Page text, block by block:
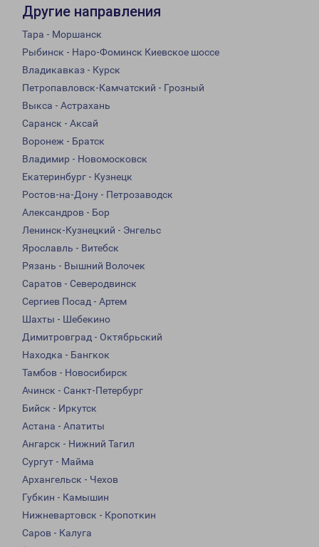
Другие направления
Тара - Моршанск
Рыбинск - Наро-Фоминск Киевское шоссе
Владикавказ - Курск
Петропавловск-Камчатский - Грозный
Выкса - Астрахань
Саранск - Аксай
Воронеж - Братск
Владимир - Новомосковск
Екатеринбург - Кузнецк
Ростов-на-Дону - Петрозаводск
Александров - Бор
Ленинск-Кузнецкий - Энгельс
Ярославль - Витебск
Рязань - Вышний Волочек
Саратов - Северодвинск
Сергиев Посад - Артем
Шахты - Шебекино
Димитровград - Октябрьский
Находка - Бангкок
Тамбов - Новосибирск
Ачинск - Санкт-Петербург
Бийск - Иркутск
Астана - Апатиты
Ангарск - Нижний Тагил
Сургут - Майма
Архангельск - Чехов
Губкин - Камышин
Нижневартовск - Кропоткин
Саров - Калуга